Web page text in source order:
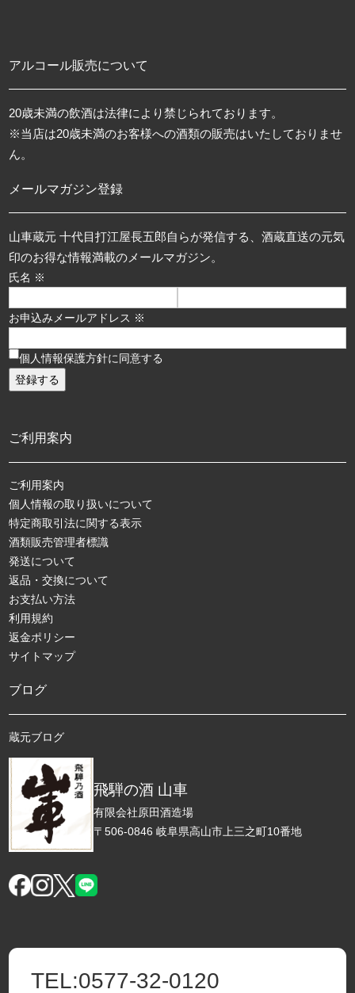
飛騨の酒 山車
有限会社原田酒造場
〒506-0846 岐阜県高山市上三之町10番地
アルコール販売について
20歳未満の飲酒は法律により禁じられております。
※当店は20歳未満のお客様への酒類の販売はいたしておりませ
ん。
メールマガジン登録
山車蔵元 十代目打江屋長五郎自らが発信する、酒蔵直送の元気
印のお得な情報満載のメールマガジン。
氏名 ※
お申込みメールアドレス ※
個人情報保護方針に同意する
ご利用案内
ご利用案内
個人情報の取り扱いについて
特定商取引法に関する表示
酒類販売管理者標識
発送について
返品・交換について
お支払い方法
利用規約
返金ポリシー
サイトマップ
ブログ
蔵元ブログ
TEL:0577-32-0120